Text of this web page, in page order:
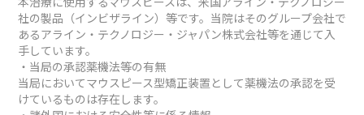
社の製品（インビザライン）等です。当院はそのグループ会社で
あるアライン・テクノロジー・ジャパン株式会社等を通じて入
手しています。
・当局の承認薬機法等の有無
当局においてマウスピース型矯正装置として薬機法の承認を受
けているものは存在します。